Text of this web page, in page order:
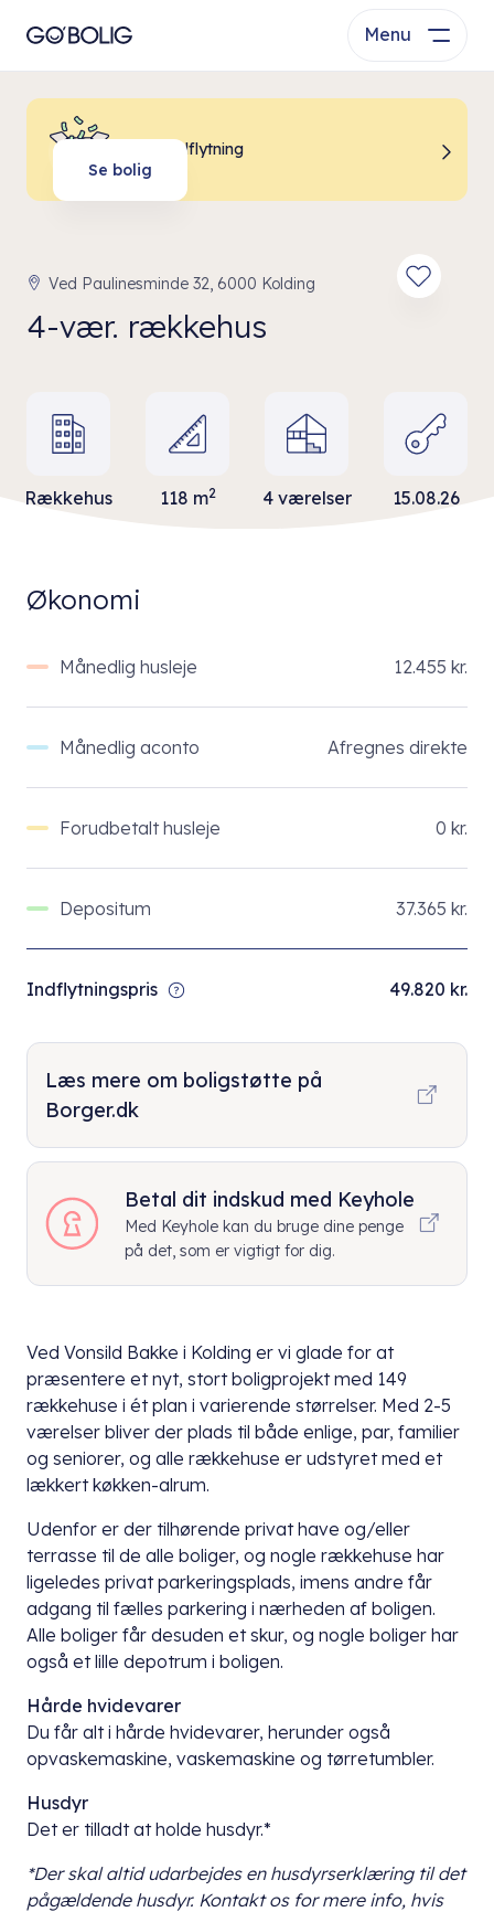
Menu
Billig indflytning
Se bolig
Ved Paulinesminde 32, 6000 Kolding
4-vær. rækkehus
Rækkehus 118 m2 4 værelser 15.08.26
Ved Vonsild Bakke i Kolding er vi glade for at
præsentere et nyt, stort boligprojekt med 149
rækkehuse i ét plan i varierende størrelser. Med 2-5
værelser bliver der plads til både enlige, par, familier
og seniorer, og alle rækkehuse er udstyret med et
lækkert køkken-alrum.
Udenfor er der tilhørende privat have og/eller
terrasse til de alle boliger, og nogle rækkehuse har
ligeledes privat parkeringsplads, imens andre får
adgang til fælles parkering i nærheden af boligen.
Alle boliger får desuden et skur, og nogle boliger har
også et lille depotrum i boligen.
Hårde hvidevarer
Du får alt i hårde hvidevarer, herunder også
opvaskemaskine, vaskemaskine og tørretumbler.
Husdyr
Det er tilladt at holde husdyr.*
*Der skal altid udarbejdes en husdyrserklæring til det
pågældende husdyr. Kontakt os for mere info, hvis
Økonomi
Månedlig husleje 12.455 kr.
Månedlig aconto Afregnes direkte
Forudbetalt husleje 0 kr.
Depositum 37.365 kr.
Indflytningspris 49.820 kr.
Læs mere om boligstøtte på
Borger.dk
Betal dit indskud med Keyhole
Med Keyhole kan du bruge dine penge
på det, som er vigtigt for dig.